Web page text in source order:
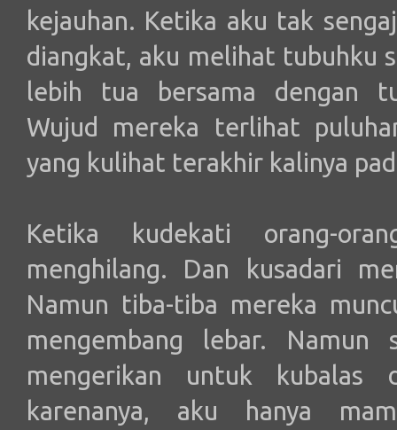
kejauhan. Ketika aku tak
diangkat, aku melihat tubuhku
lebih tua bersama dengan
Wujud mereka terlihat
yang kulihat terakhir kalinya
Ketika kudekati orang-
menghilang. Dan kusadari
Namun tiba-tiba mereka
mengembang lebar. Namun
mengerikan untuk kubalas
karenanya, aku hanya